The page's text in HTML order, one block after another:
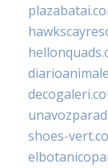
shoes-